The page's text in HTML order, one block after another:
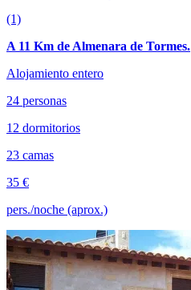
(1)
A 11 Km de Almenara de Tormes.
Alojamiento entero
24 personas
12 dormitorios
23 camas
35 €
pers./noche (aprox.)